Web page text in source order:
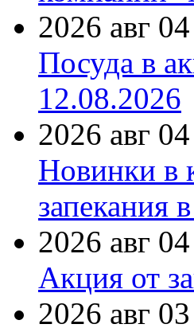
2026 авг 04
Посуда в
12.08.2026
2026 авг 04
Новинки в
2026 авг 04
Акция от
2026 авг 03